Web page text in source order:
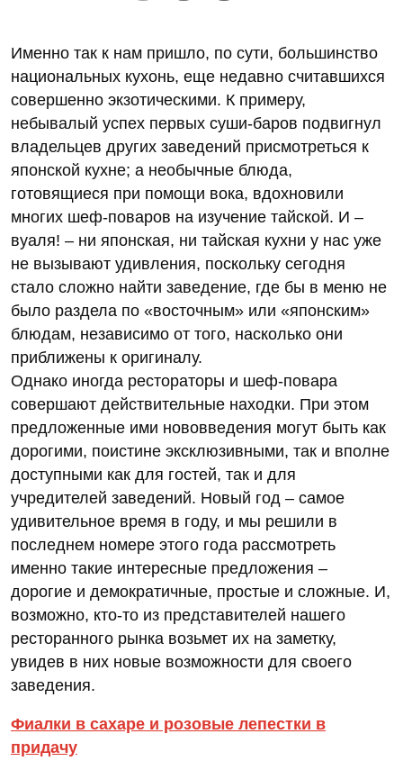
Именно так к нам пришло, по сути, большинство
национальных кухонь, еще недавно считавшихся
совершенно экзотическими. К примеру,
небывалый успех первых суши-баров подвигнул
владельцев других заведений присмотреться к
японской кухне; а необычные блюда,
готовящиеся при помощи вока, вдохновили
многих шеф-поваров на изучение тайской. И –
вуаля! – ни японская, ни тайская кухни у нас уже
не вызывают удивления, поскольку сегодня
стало сложно найти заведение, где бы в меню не
было раздела по «восточным» или «японским»
блюдам, независимо от того, насколько они
приближены к оригиналу.
Однако иногда рестораторы и шеф-повара
совершают действительные находки. При этом
предложенные ими нововведения могут быть как
дорогими, поистине эксклюзивными, так и вполне
доступными как для гостей, так и для
учредителей заведений. Новый год – самое
удивительное время в году, и мы решили в
последнем номере этого года рассмотреть
именно такие интересные предложения –
дорогие и демократичные, простые и сложные. И,
возможно, кто-то из представителей нашего
ресторанного рынка возьмет их на заметку,
увидев в них новые возможности для своего
заведения.
Фиалки в сахаре и розовые лепестки в
придачу